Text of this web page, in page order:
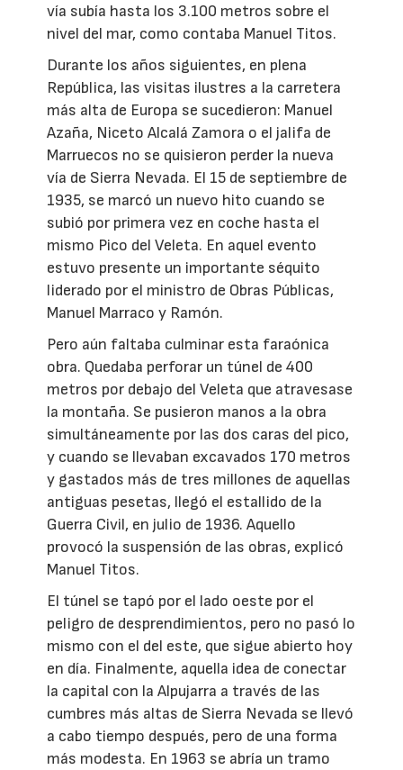
vía subía hasta los 3.100 metros sobre el
nivel del mar, como contaba Manuel Titos.
Durante los años siguientes, en plena
República, las visitas ilustres a la carretera
más alta de Europa se sucedieron: Manuel
Azaña, Niceto Alcalá Zamora o el jalifa de
Marruecos no se quisieron perder la nueva
vía de Sierra Nevada. El 15 de septiembre de
1935, se marcó un nuevo hito cuando se
subió por primera vez en coche hasta el
mismo Pico del Veleta. En aquel evento
estuvo presente un importante séquito
liderado por el ministro de Obras Públicas,
Manuel Marraco y Ramón.
Pero aún faltaba culminar esta faraónica
obra. Quedaba perforar un túnel de 400
metros por debajo del Veleta que atravesase
la montaña. Se pusieron manos a la obra
simultáneamente por las dos caras del pico,
y cuando se llevaban excavados 170 metros
y gastados más de tres millones de aquellas
antiguas pesetas, llegó el estallido de la
Guerra Civil, en julio de 1936. Aquello
provocó la suspensión de las obras, explicó
Manuel Titos.
El túnel se tapó por el lado oeste por el
peligro de desprendimientos, pero no pasó lo
mismo con el del este, que sigue abierto hoy
en día. Finalmente, aquella idea de conectar
la capital con la Alpujarra a través de las
cumbres más altas de Sierra Nevada se llevó
a cabo tiempo después, pero de una forma
más modesta. En 1963 se abría un tramo